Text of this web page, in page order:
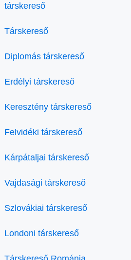
társkereső
Társkereső
Diplomás társkereső
Erdélyi társkereső
Keresztény társkereső
Felvidéki társkereső
Kárpátaljai társkereső
Vajdasági társkereső
Szlovákiai társkereső
Londoni társkereső